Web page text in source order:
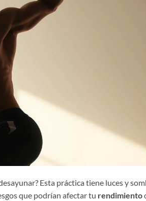
Esta práctica tiene luces y
que podrían afectar tu rendimiento